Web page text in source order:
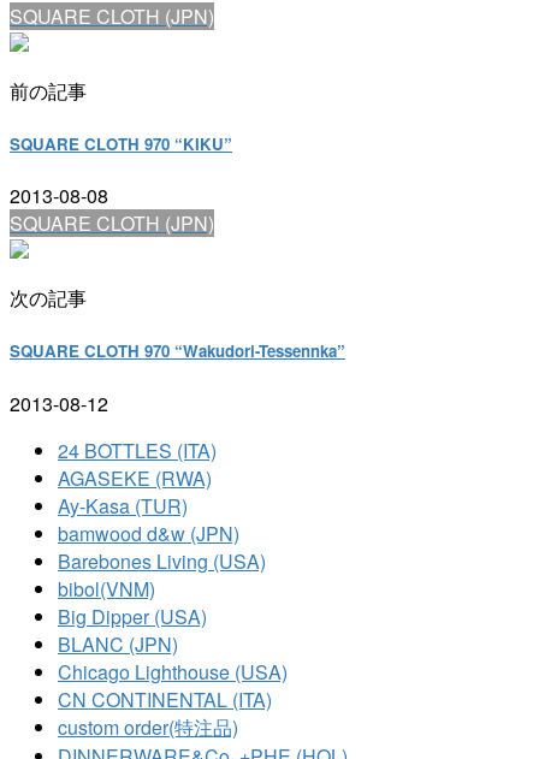
SQUARE CLOTH (JPN)
前の記事
SQUARE CLOTH 970 “KIKU”
2013-08-08
SQUARE CLOTH (JPN)
次の記事
SQUARE CLOTH 970 “Wakudori-Tessennka”
2013-08-12
24 BOTTLES (ITA)
AGASEKE (RWA)
Ay-Kasa (TUR)
bamwood d&w (JPN)
Barebones Living (USA)
bibol(VNM)
Big Dipper (USA)
BLANC (JPN)
Chicago Lighthouse (USA)
CN CONTINENTAL (ITA)
custom order(特注品)